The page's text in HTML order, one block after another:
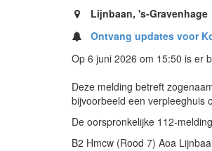
Lijnbaan, 's-Gravenhage
Ontvang updates voor
Op 6 juni 2026 om 15:50 is er
Deze melding betreft
bijvoorbeeld een verpleeghuis
De oorspronkelijke 112-
B2 Hmcw (Rood 7) Aoa